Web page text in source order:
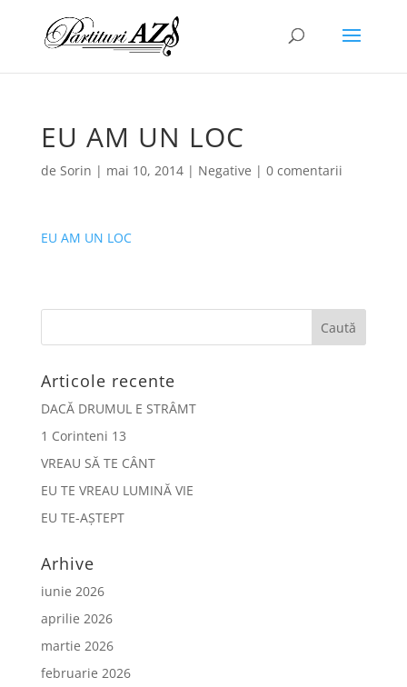
EU AM UN LOC
de Sorin | mai 10, 2014| Negative | 0 comentarii
EU AM UN LOC
Articole recente
DACĂ DRUMUL E STRÂMT
1 Corinteni 13
VREAU SĂ TE CÂNT
EU TE VREAU LUMINĂ VIE
EU TE-AȘTEPT
Arhive
iunie 2026
aprilie 2026
martie 2026
februarie 2026